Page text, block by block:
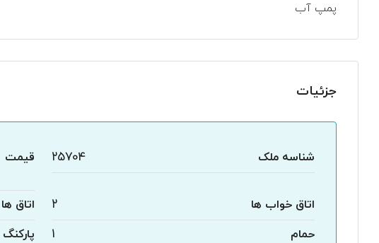
پمپ آب
جزئیات
شناسه ملک 25704 قیمت
اتاق خواب ها
2 اتاق ها
حمام
1 پارکنگ